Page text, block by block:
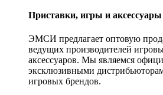
Приставки, игры и
ЭМСИ предлагает оптовую
ведущих производителей
аксессуаров. Мы являемся
эксклюзивными
игровых брендов.